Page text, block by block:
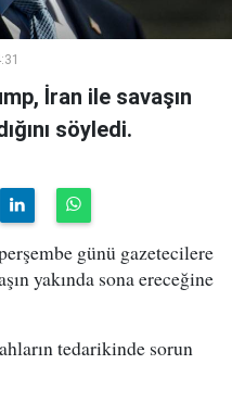
İran ile savaşın
söyledi.
günü gazetecilere
yakında sona ereceğine
tedarikinde sorun